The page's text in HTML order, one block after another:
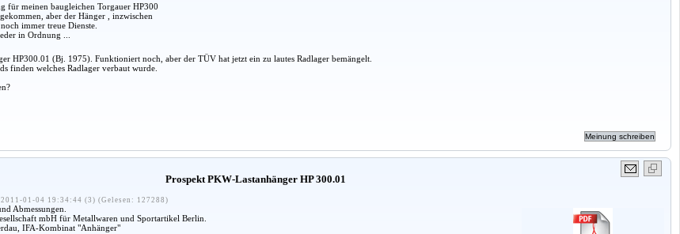
für meinen baugleichen Torgauer HP300
aber der Hänger , inzwischen
immer treue Dienste.
in Ordnung ...
HP300.01 (Bj. 1975). Funktioniert noch, aber der TÜV hat jetzt ein zu lautes Radlager bemängelt.
finden welches Radlager verbaut wurde.
Prospekt PKW-Lastanhänger HP 300.01
01-04 19:34:44 (3) (Gelesen: 127288)
Abmessungen.
mbH für Metallwaren und Sportartikel Berlin.
IFA-Kombinat "Anhänger"